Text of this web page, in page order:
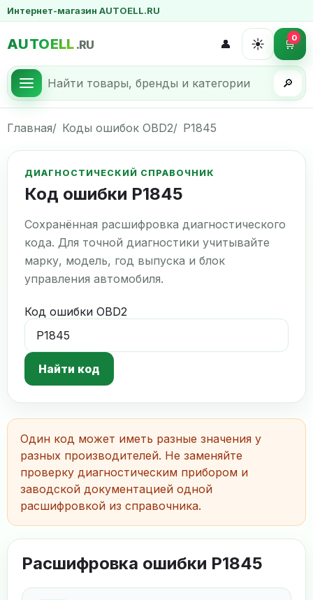
Интернет-магазин AUTOELL.RU
AUTOELL .RU
🔎
👤 ☀️ 🛒0
Главная Коды ошибок OBD2 P1845
ДИАГНОСТИЧЕСКИЙ СПРАВОЧНИК
Код ошибки P1845
Сохранённая расшифровка диагностического
кода. Для точной диагностики учитывайте
марку, модель, год выпуска и блок
управления автомобиля.
Код ошибки OBD2
Найти код
Один код может иметь разные значения у
разных производителей. Не заменяйте
проверку диагностическим прибором и
заводской документацией одной
расшифровкой из справочника.
Расшифровка ошибки P1845